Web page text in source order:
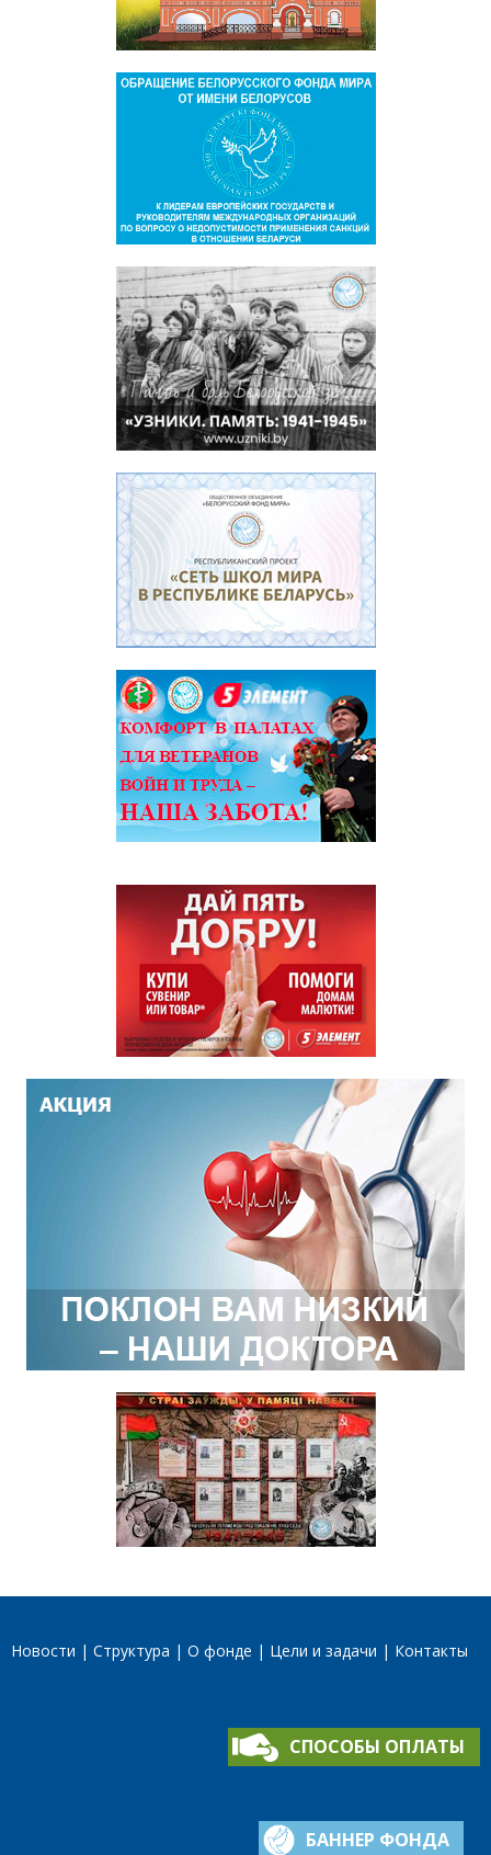
Новости Структура О фонде Цели и задачи Контакты
СПОСОБЫ ОПЛАТЫ
БАННЕР ФОНДА